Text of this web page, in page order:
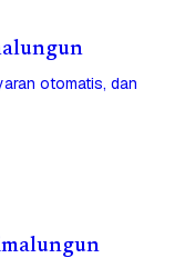
otomatis, dan